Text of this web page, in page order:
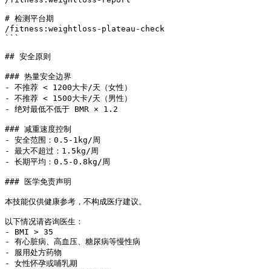
# 检测平台期
/fitness:weightloss-plateau-check
```
## 安全原则
### 热量安全边界
- 不推荐 < 1200大卡/天（女性）
- 不推荐 < 1500大卡/天（男性）
- 绝对最低不低于 BMR × 1.2
### 减重速度控制
- 安全范围：0.5-1kg/周
- 最大不超过：1.5kg/周
- 长期平均：0.5-0.8kg/周
### 医学免责声明
本技能仅供健康参考，不构成医疗建议。
以下情况请咨询医生：
- BMI > 35
- 有心脏病、高血压、糖尿病等慢性病
- 服用处方药物
- 女性怀孕或哺乳期